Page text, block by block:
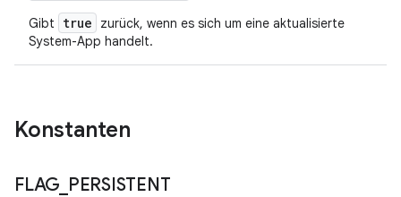
Gibt true
zurück, wenn es sich um eine aktualisierte
System-App handelt.
Konstanten
FLAG PERSISTENT